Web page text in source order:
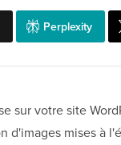
Perplexity
sur votre site
d'images mises à